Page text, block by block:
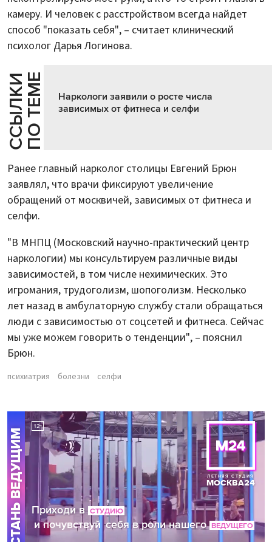
камеру. И человек с расстройством всегда найдет
способ "показать себя", – считает клинический
психолог Дарья Логинова.
С
С
Ы
Л
К
И
П
О
Т
Е
МЕ
Наркологи заявили о росте числа
зависимых от фитнеса и селфи
Ранее главный нарколог столицы Евгений Брюн
заявлял, что врачи фиксируют увеличение
обращений от москвичей, зависимых от фитнеса и
селфи.
"В МНПЦ (Московский научно-практический центр
наркологии) мы консультируем различные виды
зависимостей, в том числе нехимических. Это
игромания, трудоголизм, шопоголизм. Несколько
лет назад в амбулаторную службу стали обращаться
люди с зависимостью от соцсетей и фитнеса. Сейчас
мы уже можем говорить о тенденции", – пояснил
Брюн.
психиатрия болезни селфи